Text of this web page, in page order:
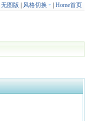
无图版 风格切换 Home首页